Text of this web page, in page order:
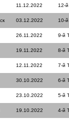
11.12.2022 12-
03.12.2022 10-
26.11.2022 9-й
19.11.2022 8-й
12.11.2022 7-й
30.10.2022 6-й
23.10.2022 5-й
19.10.2022 4-й